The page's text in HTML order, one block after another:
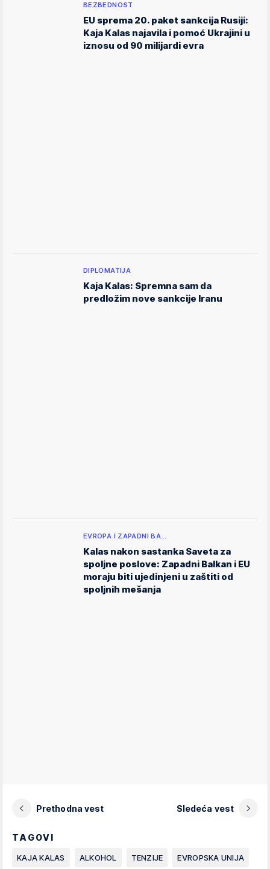
BEZBEDNOST
EU sprema 20. paket sankcija Rusiji:
Kaja Kalas najavila i pomoć Ukrajini u
iznosu od 90 milijardi evra
DIPLOMATIJA
Kaja Kalas: Spremna sam da
predložim nove sankcije Iranu
EVROPA I ZAPADNI BA…
Kalas nakon sastanka Saveta za
spoljne poslove: Zapadni Balkan i EU
moraju biti ujedinjeni u zaštiti od
spoljnih mešanja
Prethodna vest Sledeća vest
TAGOVI
KAJA KALAS ALKOHOL TENZIJE EVROPSKA UNIJA